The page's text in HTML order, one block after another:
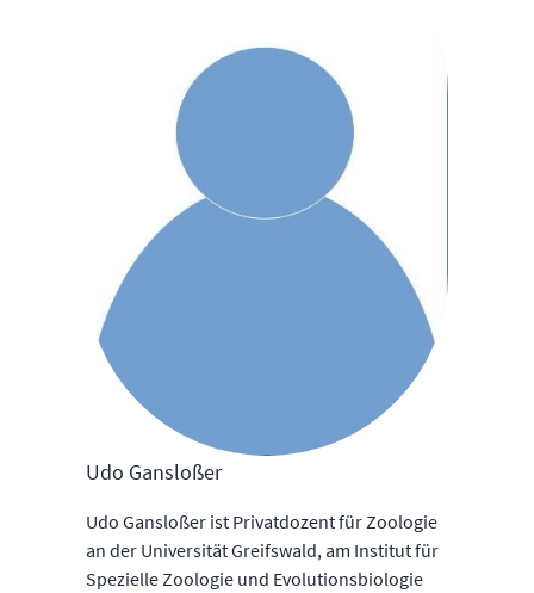
Udo Gansloßer
Udo Gansloßer ist Privatdozent für Zoologie
an der Universität Greifswald, am Institut für
Spezielle Zoologie und Evolutionsbiologie